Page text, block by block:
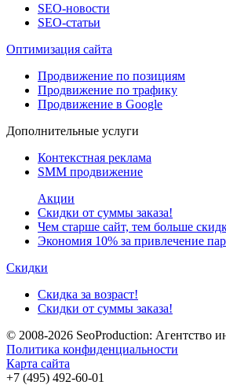
SEO-новости
SEO-cтатьи
Оптимизация сайта
Продвижение по позициям
Продвижение по трафику
Продвижение в Google
Дополнительные услуги
Контекстная реклама
SMM продвижение
Акции
Скидки от суммы заказа!
Чем старше сайт, тем больше
Экономия 10% за привлечение
Скидки
Скидка за возраст!
Скидки от суммы заказа!
© 2008-2026 SeoProduction: Агентство
Политика конфиденциальности
Карта сайта
+7 (495) 492-60-01